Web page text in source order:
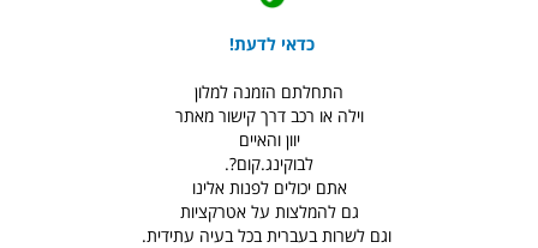
כדאי לדעת!
התחלתם הזמנה למלון
וילה או רכב דרך קישור מאתר
יוון והאיים
לבוקינג.קום?.
אתם יכולים לפנות אלינו
גם להמלצות על אטרקציות
וגם לשרות בעברית בכל בעיה עתידית.